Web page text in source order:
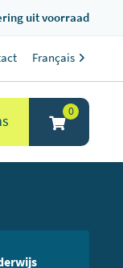
uit voorraad
Français
0